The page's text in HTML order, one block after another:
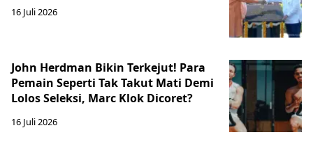
16 Juli 2026
John Herdman Bikin Terkejut! Para
Pemain Seperti Tak Takut Mati Demi
Lolos Seleksi, Marc Klok Dicoret?
16 Juli 2026